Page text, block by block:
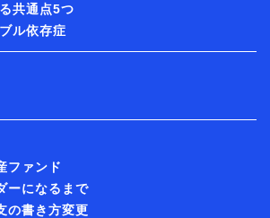
共通点5つ
ル依存症
ファンド
ーになるまで
の書き方変更